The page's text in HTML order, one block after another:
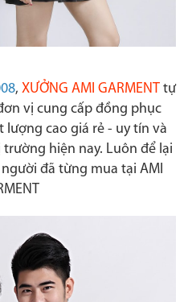
, XƯỞNG AMI GARMENT tự
vị cung cấp đồng phục
lượng cao giá rẻ - uy tín và
hiện nay. Luôn để lại
đã từng mua tại AMI